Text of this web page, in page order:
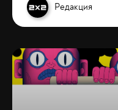
Редакция